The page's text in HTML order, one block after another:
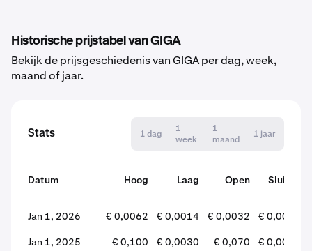
Historische prijstabel van GIGA
Bekijk de prijsgeschiedenis van GIGA per dag, week,
maand of jaar.
Stats 1 dag
1
week
1
maand
1 jaar
Datum Hoog Laag Open
Sluiten
Jan 1, 2026
€ 0,0062 € 0,0014 € 0,0032 € 0,0017
Jan 1, 2025 € 0,100 € 0,0030 € 0,070 € 0,0032